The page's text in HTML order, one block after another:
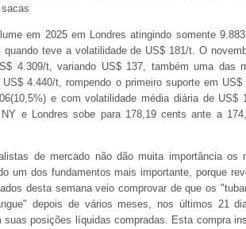
em 2025 em Londres atingindo somente
quando teve a volatilidade de US$ 181/t. O
4.309/t, variando US$ 137, também uma das
4.440/t, rompendo o primeiro suporte em
e com volatilidade média diária de
e Londres sobe para 178,19 cents ante a
de mercado não dão muita importância os
um dos fundamentos mais importante, porque
desta semana veio comprovar de que os
depois de vários meses, nos últimos 21
suas posições líquidas compradas. Esta compra